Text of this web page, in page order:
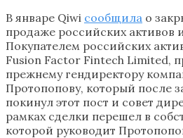
В январе Qiwi сообщила о
продаже российских активов
Покупателем российских
Fusion Factor Fintech Limited,
прежнему гендиректору
Протопопову, который после
покинул этот пост и совет
рамках сделки перешел в
которой руководит